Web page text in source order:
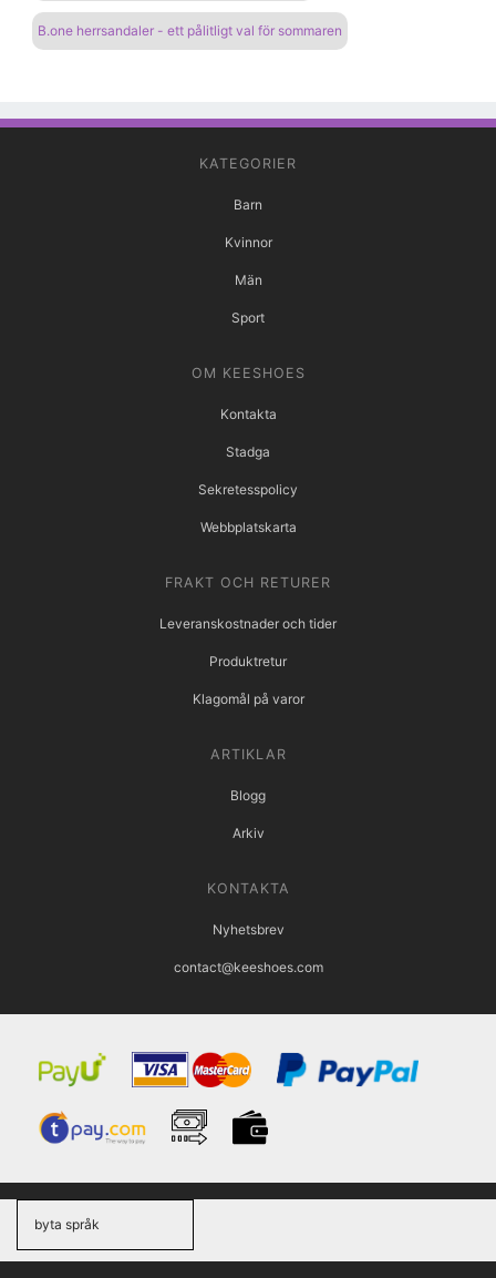
B.one herrsandaler - ett pålitligt val för sommaren
KATEGORIER
Barn
Kvinnor
Män
Sport
OM KEESHOES
Kontakta
Stadga
Sekretesspolicy
Webbplatskarta
FRAKT OCH RETURER
Leveranskostnader och tider
Produktretur
Klagomål på varor
ARTIKLAR
Blogg
Arkiv
KONTAKTA
Nyhetsbrev
contact@keeshoes.com
byta språk